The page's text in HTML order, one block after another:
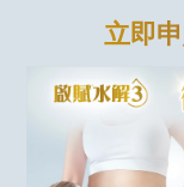
立即